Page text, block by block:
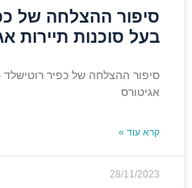
סיפור ההצלחה של
בעל סוכנות תיירות
סיפור ההצלחה של כפיר רוטישלד
אגיטורס
קרא עוד »
28/11/2023